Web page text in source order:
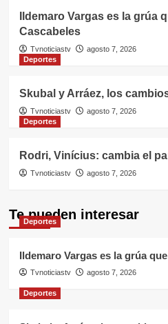
Ildemaro Vargas es la grúa
Cascabeles
Tvnoticiastv
agosto 7, 2026
Deportes
Skubal y Arráez, los
Tvnoticiastv
agosto 7, 2026
Deportes
Rodri, Vinícius: cambia el
Tvnoticiastv agosto 7, 2026
Te pueden interesar
Deportes
Ildemaro Vargas es la grúa
Tvnoticiastv agosto 7, 2026
Deportes